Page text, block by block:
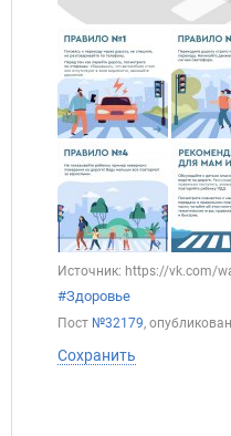
Источник: https://vk.com/
#Здоровье
Пост №32179, опубликован
Сохранить